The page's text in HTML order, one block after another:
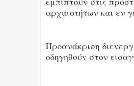
αρχαιοτήτων και εν
Προανάκριση
οδηγηθούν στον